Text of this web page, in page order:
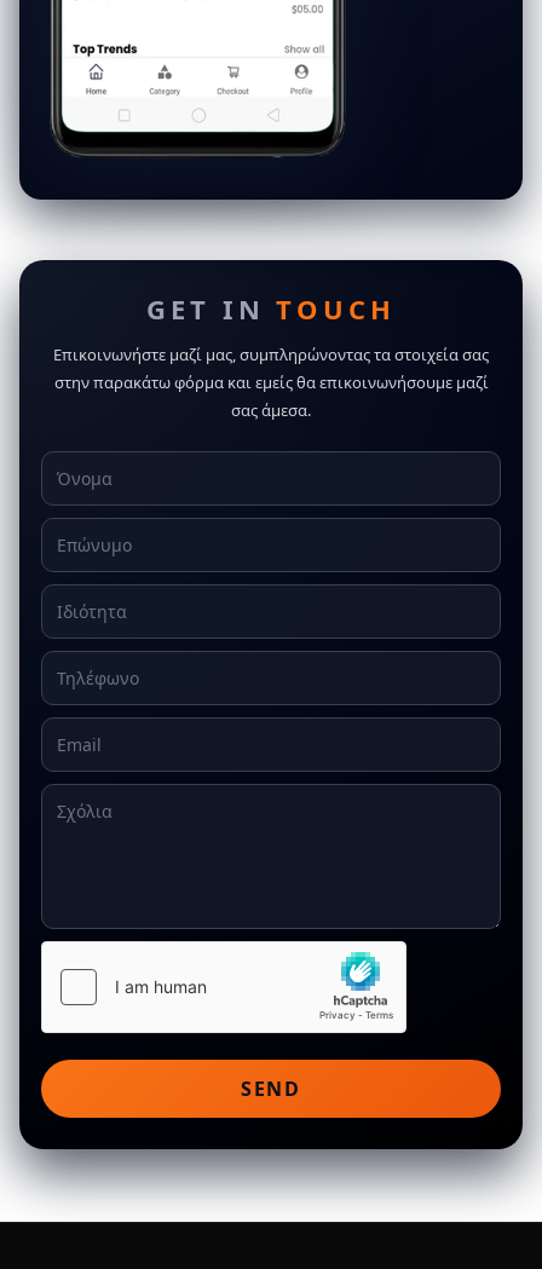
GET INTOUCH
Επικοινωνήστε μαζί μας, συμπληρώνοντας τα στοιχεία σας
στην παρακάτω φόρμα και εμείς θα επικοινωνήσουμε μαζί
σας άμεσα.